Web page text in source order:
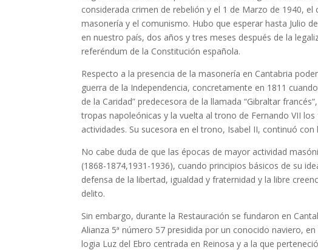
considerada crimen de rebelión y el 1 de Marzo de 1940,
masonería y el comunismo. Hubo que esperar hasta Julio
en nuestro país, dos años y tres meses después de la
referéndum de la Constitución española.
Respecto a la presencia de la masonería en Cantabria
guerra de la Independencia, concretamente en 1811
de la Caridad” predecesora de la llamada “Gibraltar
tropas napoleónicas y la vuelta al trono de Fernando VII
actividades. Su sucesora en el trono, Isabel II, continuó con
No cabe duda de que las épocas de mayor actividad
(1868-1874,1931-1936), cuando principios básicos de su
defensa de la libertad, igualdad y fraternidad y la libre
delito.
Sin embargo, durante la Restauración se fundaron en
Alianza 5ª número 57 presidida por un conocido naviero,
logia Luz del Ebro centrada en Reinosa y a la que